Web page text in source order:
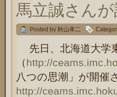
馬立誠さん
Posted by 秋山孝二
先日、北海道大学
（http://
八つの思潮」が開催
http://